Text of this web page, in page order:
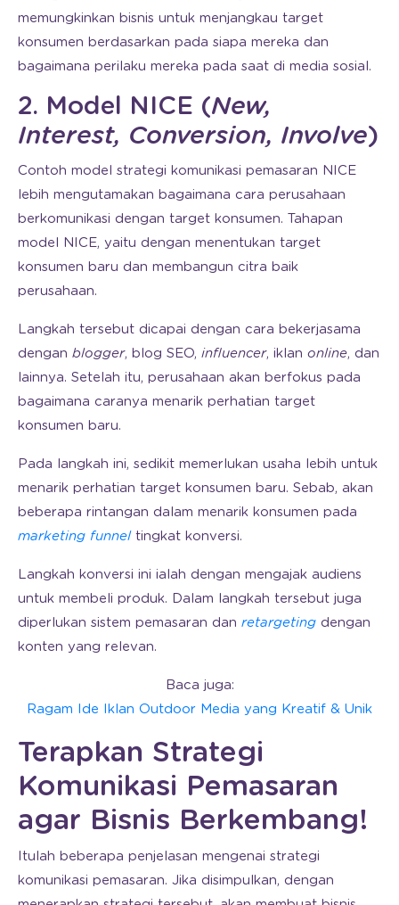
memungkinkan bisnis untuk menjangkau target
konsumen berdasarkan pada siapa mereka dan
bagaimana perilaku mereka pada saat di media sosial.
2. Model NICE (New,
Interest, Conversion, Involve)
Contoh model strategi komunikasi pemasaran NICE
lebih mengutamakan bagaimana cara perusahaan
berkomunikasi dengan target konsumen. Tahapan
model NICE, yaitu dengan menentukan target
konsumen baru dan membangun citra baik
perusahaan.
Langkah tersebut dicapai dengan cara bekerjasama
dengan blogger, blog SEO, influencer, iklan online, dan
lainnya. Setelah itu, perusahaan akan berfokus pada
bagaimana caranya menarik perhatian target
konsumen baru.
Pada langkah ini, sedikit memerlukan usaha lebih untuk
menarik perhatian target konsumen baru. Sebab, akan
beberapa rintangan dalam menarik konsumen pada
marketing funnel tingkat konversi.
Langkah konversi ini ialah dengan mengajak audiens
untuk membeli produk. Dalam langkah tersebut juga
diperlukan sistem pemasaran dan retargeting dengan
konten yang relevan.
Baca juga:
Ragam Ide Iklan Outdoor Media yang Kreatif & Unik
Terapkan Strategi
Komunikasi Pemasaran
agar Bisnis Berkembang!
Itulah beberapa penjelasan mengenai strategi
komunikasi pemasaran. Jika disimpulkan, dengan